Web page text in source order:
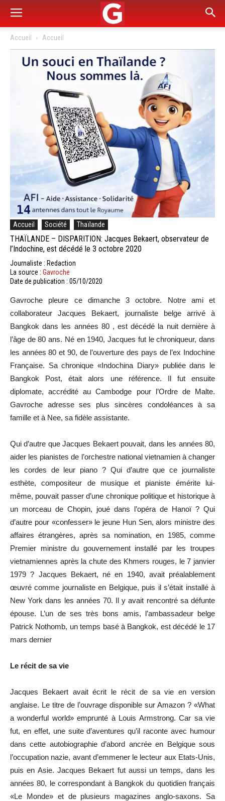
Accueil Accueil
Accueil Société Thaïlande
THAÏLANDE – DISPARITION: Jacques Bekaert, observateur de
l’Indochine, est décédé le 3 octobre 2020
Journaliste : Redaction
La source : Gavroche
Date de publication : 05/10/2020
Gavroche pleure ce dimanche 3 octobre. Notre ami et
collaborateur Jacques Bekaert, journaliste belge arrivé à
Bangkok dans les années 80 , est décédé la nuit dernière à
l’âge de 80 ans. Né en 1940, Jacques fut le chroniqueur, dans
les années 80 et 90, de l’ouverture des pays de l’ex Indochine
Française. Sa chronique «Indochina Diary» publiée dans le
Bangkok Post, était alors une référence. Il fut ensuite
diplomate, accrédité au Cambodge pour l’Ordre de Malte.
Gavroche adresse ses plus sincères condoléances à sa
famille et à Nee, sa fidèle assistante.
Qui d’autre que Jacques Bekaert pouvait, dans les années 80,
aider les pianistes de l’orchestre national vietnamien à changer
les cordes de leur piano ? Qui d’autre que ce journaliste
esthète, compositeur de musique et pianiste émérite lui-
même, pouvait passer d’une chronique politique et historique à
un morceau de Chopin, joué dans l’opéra de Hanoï ? Qui
d’autre pour «confesser» le jeune Hun Sen, alors ministre des
affaires étrangères, après sa nomination, en 1985, comme
Premier ministre du gouvernement installé par les troupes
vietnamiennes après la chute des Khmers rouges, le 7 janvier
1979 ? Jacques Bekaert, né en 1940, avait préalablement
œuvré comme journaliste en Belgique, puis il s’était installé à
New York dans les années 70. Il y avait rencontré sa défunte
épouse. L’un de ses très bons amis, l’ambassadeur belge
Patrick Nothomb, un temps basé à Bangkok, est décédé le 17
mars dernier
Le récit de sa vie
Jacques Bekaert avait écrit le récit de sa vie en version
anglaise. Le titre de l’ouvrage disponible sur Amazon ? «What
a wonderful world» emprunté à Louis Armstrong. Car sa vie
fut, en effet, une suite d’aventures qu’il raconte avec humour
dans cette autobiographie d’abord ancrée en Belgique sous
l’occupation nazie, avant d’emmener le lecteur aux Etats-Unis,
puis en Asie. Jacques Bekaert fut aussi un temps, dans les
années 80, le correspondant à Bangkok du quotidien français
«Le Monde» et de plusieurs magazines anglo-saxons. Sa